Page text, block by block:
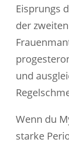
Eisprungs
der
und
Wenn du
starke